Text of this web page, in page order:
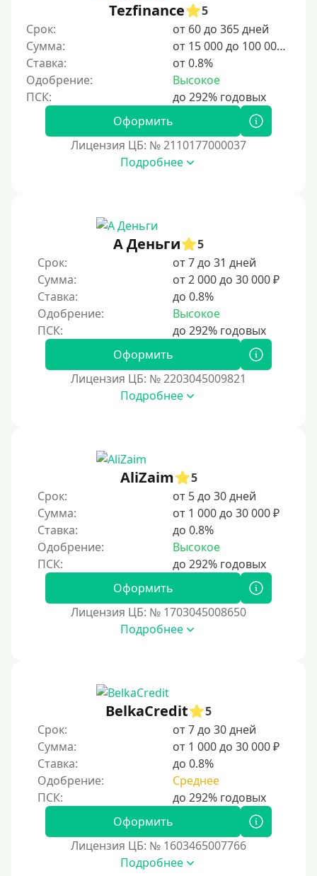
2 недели
15 дней
20 дней
21 день
На месяц
30 дней без процентов
4 месяца
5 месяцев
На полгода
180 дней
5 лет
Краткосрочные
Долгосрочные
Принятие решения
За 1 минуту
За 15 минут
За час
Срочные
Моментальные онлайн
В день обращения
Tezfinance
5
Срок:
от 60 до 365 дней
Сумма:
от 15 000 до 100 000 ₽
Ставка:
от 0.8%
Одобрение:
Высокое
Оформить
Лицензия ЦБ: № 2110177000037
Подробнее
А Деньги
5
Срок:
от 7 до 31 дней
Сумма:
от 2 000 до 30 000 ₽
Ставка:
до 0.8%
Одобрение:
Высокое
Оформить
Лицензия ЦБ: № 2203045009821
Подробнее
AliZaim
5
Срок:
от 5 до 30 дней
Сумма:
от 1 000 до 30 000 ₽
Ставка:
до 0.8%
Одобрение:
Высокое
Оформить
Лицензия ЦБ: № 1703045008650
Подробнее
BelkaCredit
5
Срок:
от 7 до 30 дней
Сумма:
от 1 000 до 30 000 ₽
Ставка:
до 0.8%
Одобрение:
Среднее
Оформить
Лицензия ЦБ: № 1603465007766
Подробнее